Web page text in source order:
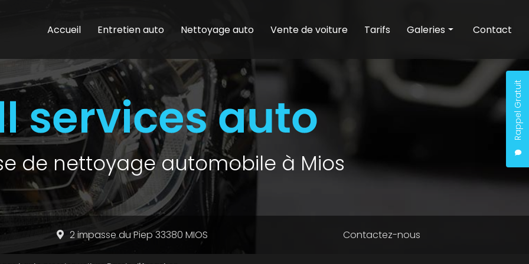
Rappel Gratuit
Accueil
Entretien auto Nettoyage auto Vente de voiture Tarifs Galeries
Nettoyage auto
Vente de voiture
Contact
de nettoyage automobile à Mios
2 impasse du Piep 33380 MIOS Contactez-nous